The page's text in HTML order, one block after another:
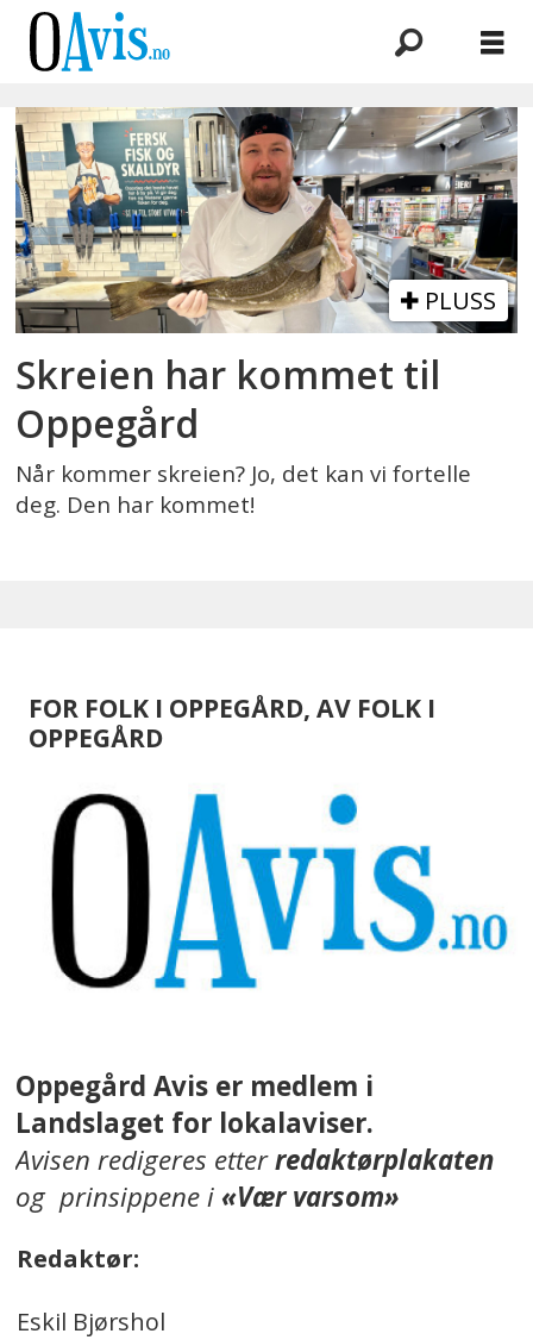
Emne:
lofoten
PLUSS
Skreien har kommet til
Oppegård
Når kommer skreien? Jo, det kan vi fortelle
deg. Den har kommet!
FOR FOLK I OPPEGÅRD, AV FOLK I
OPPEGÅRD
Oppegård Avis er medlem i
Landslaget for lokalaviser.
Avisen redigeres etterredaktørplakaten
og prinsippene i«Vær varsom»
Redaktør:
Eskil Bjørshol